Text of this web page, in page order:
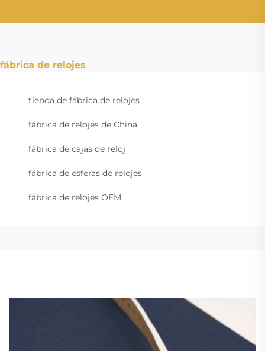
fábrica de relojes
tienda de fábrica de relojes
fábrica de relojes de China
fábrica de cajas de reloj
fábrica de esferas de relojes
fábrica de relojes OEM